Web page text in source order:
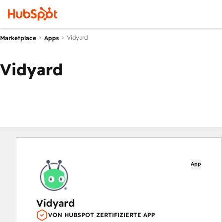
Marketplace Apps Vidyard
Vidyard
App
Vidyard
VON HUBSPOT ZERTIFIZIERTE APP